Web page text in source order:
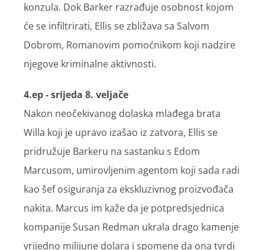
konzula. Dok Barker razrađuje osobnost kojom
će se infiltrirati, Ellis se zbližava sa Salvom
Dobrom, Romanovim pomoćnikom koji nadzire
njegove kriminalne aktivnosti.
4.ep - srijeda 8. veljače
Nakon neočekivanog dolaska mlađega brata
Willa koji je upravo izašao iz zatvora, Ellis se
pridružuje Barkeru na sastanku s Edom
Marcusom, umirovljenim agentom koji sada radi
kao šef osiguranja za ekskluzivnog proizvođača
nakita. Marcus im kaže da je potpredsjednica
kompanije Susan Redman ukrala drago kamenje
vrijedno milijune dolara i spomene da ona tvrdi